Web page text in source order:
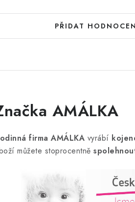
PŘIDAT
AMÁLKA
firma AMÁLKA vyrábí
můžete stoprocentně